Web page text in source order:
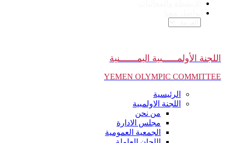
اللجنة الأولمــــــبية اليمـــــــنية
YEMEN OLYMPIC COMMITTEE
الرئيسية
اللجنة الاولمبية
من نحن
مجلس الادارة
الجمعية العمومية